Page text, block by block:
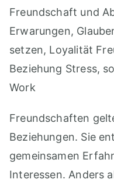
Freundschaft und
Erwarungen,
setzen, Loyalität
Beziehung Stress,
Work
Freundschaften
Beziehungen. Sie
gemeinsamen
Interessen. Anders